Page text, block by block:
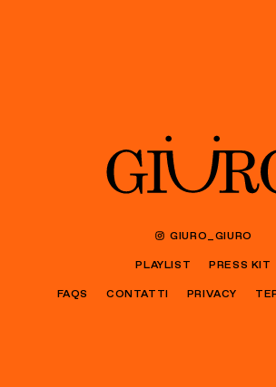
GIURO_GIURO
PLAYLIST
PRESS KIT
FAQS
CONTATTI PRIVACY